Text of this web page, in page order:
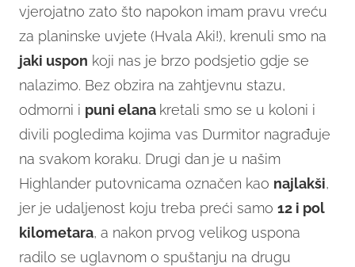
vjerojatno zato što napokon imam pravu vreću
za planinske uvjete (Hvala Aki!), krenuli smo na
jaki uspon koji nas je brzo podsjetio gdje se
nalazimo. Bez obzira na zahtjevnu stazu,
odmorni i puni elana kretali smo se u koloni i
divili pogledima kojima vas Durmitor nagrađuje
na svakom koraku. Drugi dan je u našim
Highlander putovnicama označen kao najlakši,
jer je udaljenost koju treba preći samo 12 i pol
kilometara, a nakon prvog velikog uspona
radilo se uglavnom o spuštanju na drugu